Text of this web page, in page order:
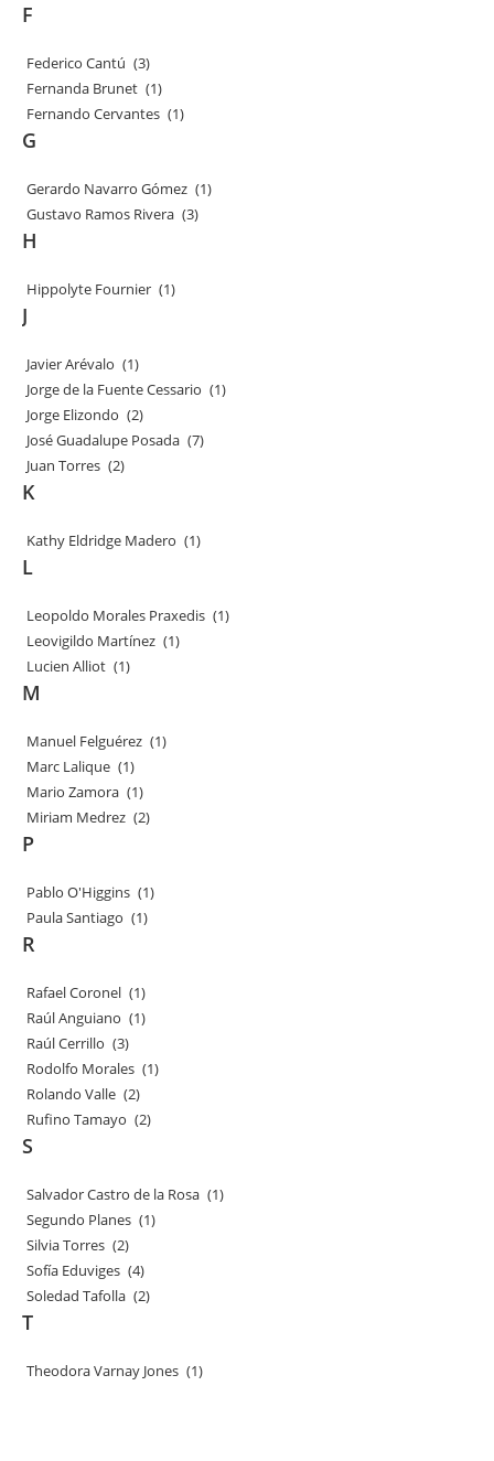
F
Federico Cantú (3)
Fernanda Brunet (1)
Fernando Cervantes (1)
G
Gerardo Navarro Gómez (1)
Gustavo Ramos Rivera (3)
H
Hippolyte Fournier (1)
J
Javier Arévalo (1)
Jorge de la Fuente Cessario (1)
Jorge Elizondo (2)
José Guadalupe Posada (7)
Juan Torres (2)
K
Kathy Eldridge Madero (1)
L
Leopoldo Morales Praxedis (1)
Leovigildo Martínez (1)
Lucien Alliot (1)
M
Manuel Felguérez (1)
Marc Lalique (1)
Mario Zamora (1)
Miriam Medrez (2)
P
Pablo O'Higgins (1)
Paula Santiago (1)
R
Rafael Coronel (1)
Raúl Anguiano (1)
Raúl Cerrillo (3)
Rodolfo Morales (1)
Rolando Valle (2)
Rufino Tamayo (2)
S
Salvador Castro de la Rosa (1)
Segundo Planes (1)
Silvia Torres (2)
Sofía Eduviges (4)
Soledad Tafolla (2)
T
Theodora Varnay Jones (1)